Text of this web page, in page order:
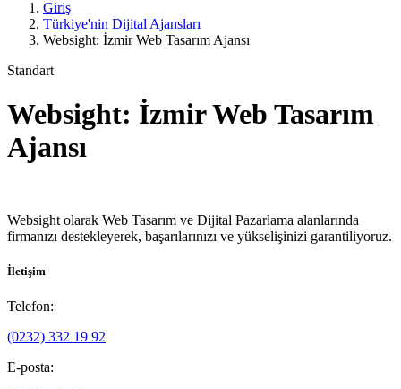
Giriş
Türkiye'nin Dijital Ajansları
Websight: İzmir Web Tasarım Ajansı
Standart
Websight: İzmir Web Tasarım
Ajansı
Websight olarak Web Tasarım ve Dijital Pazarlama alanlarında
firmanızı destekleyerek, başarılarınızı ve yükselişinizi garantiliyoruz.
İletişim
Telefon:
(0232) 332 19 92
E-posta: